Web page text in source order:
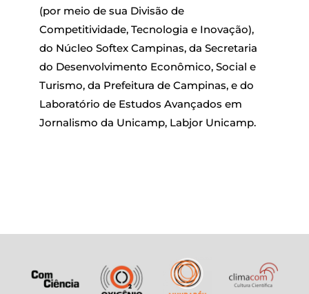
(por meio de sua Divisão de
Competitividade, Tecnologia e Inovação),
do Núcleo Softex Campinas, da Secretaria
do Desenvolvimento Econômico, Social e
Turismo, da Prefeitura de Campinas, e do
Laboratório de Estudos Avançados em
Jornalismo da Unicamp, Labjor Unicamp.